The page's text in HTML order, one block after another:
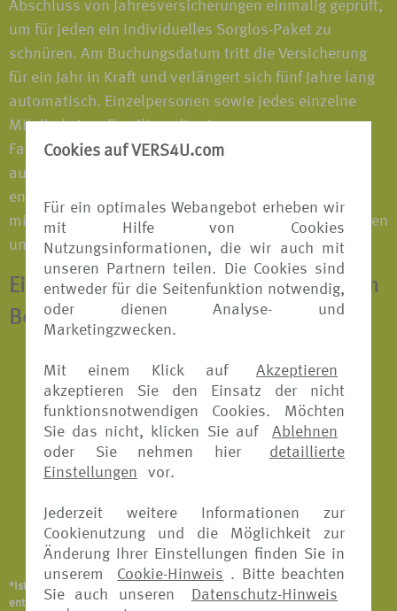
Cookies auf VERS4U.com
Für ein optimales Webangebot erheben wir
mit Hilfe von Cookies
Nutzungsinformationen, die wir auch mit
unseren Partnern teilen. Die Cookies sind
entweder für die Seitenfunktion notwendig,
oder dienen Analyse- und
Marketingzwecken.
Mit einem Klick auf
Akzeptieren
akzeptieren Sie den Einsatz der nicht
funktionsnotwendigen Cookies. Möchten
Sie das nicht, klicken Sie auf
Ablehnen
oder Sie nehmen hier
detaillierte
Einstellungen
vor.
Jederzeit weitere Informationen zur
Cookienutzung und die Möglichkeit zur
Änderung Ihrer Einstellungen finden Sie in
unserem
Cookie-Hinweis . Bitte beachten
Sie auch unseren
Datenschutz-Hinweis
Abschluss von Jahresversicherungen einmalig geprüft,
um für jeden ein individuelles Sorglos-Paket zu
schnüren. Am Buchungsdatum tritt die Versicherung
für ein Jahr in Kraft und verlängert sich fünf Jahre lang
automatisch. Einzelpersonen sowie jedes einzelne
Mitglied einer Familien, die eine
Familienversicherungen abgeschlossen haben, sind
auf jeder Reise, die mehr als 50km vom Wohnsitz
entfernt ist, versichert - im In- und Ausland; alleine,
mit der Familie oder einer Reisegruppe; bei Tagesreisen
und Langzeiturlauben.
Eine Jahresversicherung beinhaltet zum
Beispiel*:
Reiserücktritts-Versicherung
Reisekranken-Versicherung
Reiseabbruch-Versicherung
Reisegepäck-Versicherung
Reiseunfall-Versicherung
Notfallversicherung
*Ist abhängig vom Versicherungsangebot und Versicherer. Details
entnehmen Sie bitte den jeweiligen Versicherungsbedingungen.